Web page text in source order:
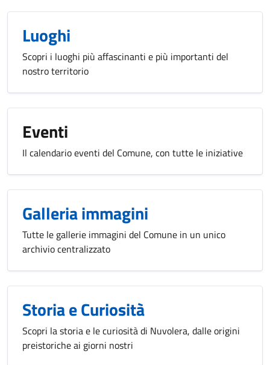
Luoghi
Scopri i luoghi più affascinanti e più importanti del
nostro territorio
Eventi
Il calendario eventi del Comune, con tutte le iniziative
Galleria immagini
Tutte le gallerie immagini del Comune in un unico
archivio centralizzato
Storia e Curiosità
Scopri la storia e le curiosità di Nuvolera, dalle origini
preistoriche ai giorni nostri